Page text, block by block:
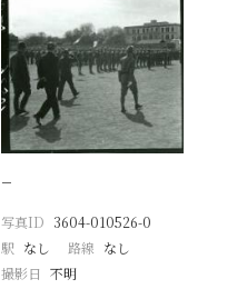
−
写真ID 3604-010526-0
駅 なし 路線 なし
撮影日 不明